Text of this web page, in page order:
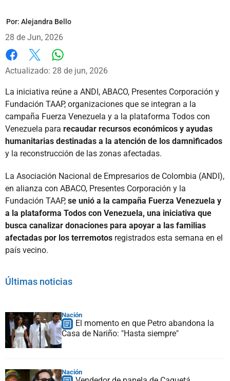
Por: Alejandra Bello
28 de Jun, 2026
Facebook
X
Actualizado: 28 de jun, 2026
La iniciativa reúne a ANDI, ABACO, Presentes Corporación y
Fundación TAAP, organizaciones que se integran a la
campaña Fuerza Venezuela y a la plataforma Todos con
Venezuela para recaudar recursos económicos y ayudas
humanitarias destinadas a la atención de los damnificados
y la reconstrucción de las zonas afectadas.
La Asociación Nacional de Empresarios de Colombia (ANDI),
en alianza con ABACO, Presentes Corporación y la
Fundación TAAP, se unió a la campaña Fuerza Venezuela y
a la plataforma Todos con Venezuela, una iniciativa que
busca canalizar donaciones para apoyar a las familias
afectadas por los terremotos registrados esta semana en el
país vecino.
Últimas noticias
Nación
El momento en que Petro abandona la
Casa de Nariño: "Hasta siempre"
Nación